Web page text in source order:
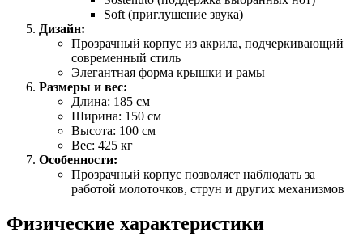
Soft (приглушение звука)
Дизайн:
Прозрачный корпус из акрила, подчеркивающий
современный стиль
Элегантная форма крышки и рамы
Размеры и вес:
Длина: 185 см
Ширина: 150 см
Высота: 100 см
Вес: 425 кг
Особенности:
Прозрачный корпус позволяет наблюдать за
работой молоточков, струн и других механизмов
Физические характеристики